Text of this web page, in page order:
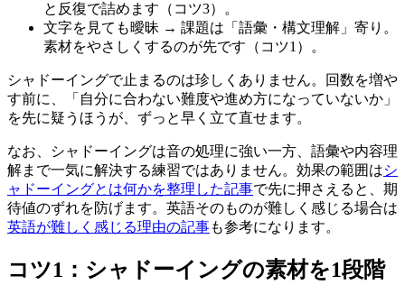
と反復で詰めます（コツ3）。
文字を見ても曖昧 → 課題は「語彙・構文理解」寄り。
素材をやさしくするのが先です（コツ1）。
シャドーイングで止まるのは珍しくありません。回数を増や
す前に、「自分に合わない難度や進め方になっていないか」
を先に疑うほうが、ずっと早く立て直せます。
なお、シャドーイングは音の処理に強い一方、語彙や内容理
解まで一気に解決する練習ではありません。効果の範囲はシ
ャドーイングとは何かを整理した記事で先に押さえると、期
待値のずれを防げます。英語そのものが難しく感じる場合は
英語が難しく感じる理由の記事も参考になります。
コツ1：シャドーイングの素材を1段階